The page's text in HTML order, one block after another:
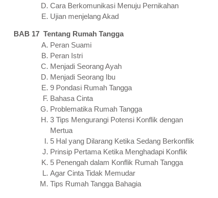
Cara Berkomunikasi Menuju Pernikahan
Ujian menjelang Akad
BAB 17 Tentang Rumah Tangga
Peran Suami
Peran Istri
Menjadi Seorang Ayah
Menjadi Seorang Ibu
9 Pondasi Rumah Tangga
Bahasa Cinta
Problematika Rumah Tangga
3 Tips Mengurangi Potensi Konflik dengan
Mertua
5 Hal yang Dilarang Ketika Sedang Berkonflik
Prinsip Pertama Ketika Menghadapi Konflik
5 Penengah dalam Konflik Rumah Tangga
Agar Cinta Tidak Memudar
Tips Rumah Tangga Bahagia